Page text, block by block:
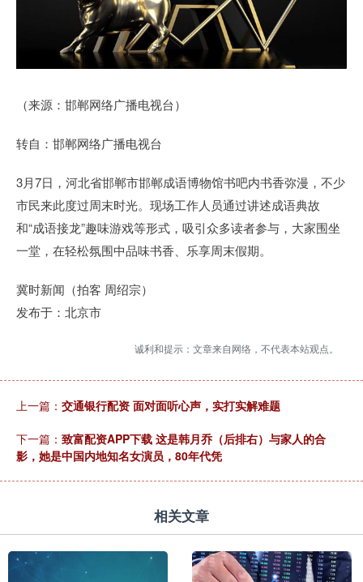
（来源：邯郸网络广播电视台）
转自：邯郸网络广播电视台
3月7日，河北省邯郸市邯郸成语博物馆书吧内书香弥漫，不少
市民来此度过周末时光。现场工作人员通过讲述成语典故
和“成语接龙”趣味游戏等形式，吸引众多读者参与，大家围坐
一堂，在轻松氛围中品味书香、乐享周末假期。
冀时新闻（拍客 周绍宗）
发布于：北京市
诚利和提示：文章来自网络，不代表本站观点。
上一篇： 交通银行配资 面对面听心声，实打实解难题
下一篇： 致富配资APP下载 这是韩月乔（后排右）与家人的合
影，她是中国内地知名女演员，80年代凭
相关文章